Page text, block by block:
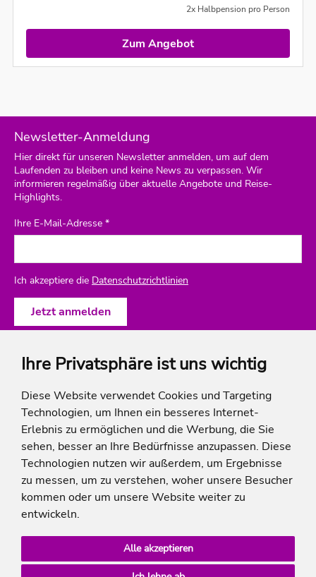
Ihre Privatsphäre ist uns wichtig
Diese Website verwendet Cookies und Targeting
Technologien, um Ihnen ein besseres Internet-
Erlebnis zu ermöglichen und die Werbung, die Sie
sehen, besser an Ihre Bedürfnisse anzupassen. Diese
Technologien nutzen wir außerdem, um Ergebnisse
zu messen, um zu verstehen, woher unsere Besucher
kommen oder um unsere Website weiter zu
entwickeln.
Alle akzeptieren
2x Halbpension pro Person
Zum Angebot
Newsletter-Anmeldung
Hier direkt für unseren Newsletter anmelden, um auf dem
Laufenden zu bleiben und keine News zu verpassen. Wir
informieren regelmäßig über aktuelle Angebote und Reise-
Highlights.
Ihre E-Mail-Adresse *
Ich akzeptiere die Datenschutzrichtlinien
ich-will-familienurlaub
Rechtliches
auf die Summe der Preise der Einzelleistungen.
**Streichpreise beziehen sich auf die ursprünglichen Preise des Reiseveranstalters.